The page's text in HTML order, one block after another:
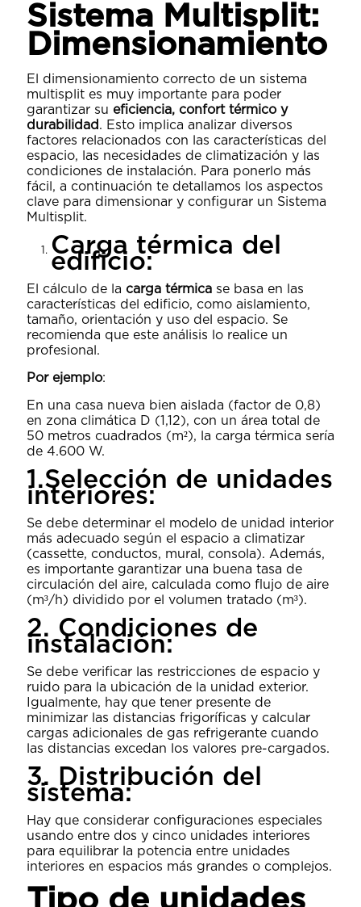
Sistema Multisplit:
Dimensionamiento
El dimensionamiento correcto de un sistema
multisplit es muy importante para poder
garantizar su eficiencia, confort térmico y
durabilidad . Esto implica analizar diversos
factores relacionados con las características del
espacio, las necesidades de climatización y las
condiciones de instalación. Para ponerlo más
fácil, a continuación te detallamos los aspectos
clave para dimensionar y configurar un Sistema
Multisplit.
Carga térmica del
edificio:
El cálculo de la carga térmica se basa en las
características del edificio, como aislamiento,
tamaño, orientación y uso del espacio. Se
recomienda que este análisis lo realice un
profesional.
Por ejemplo:
En una casa nueva bien aislada (factor de 0,8)
en zona climática D (1,12), con un área total de
50 metros cuadrados (m²), la carga térmica sería
de 4.600 W.
1.Selección de unidades
interiores:
Se debe determinar el modelo de unidad interior
más adecuado según el espacio a climatizar
(cassette, conductos, mural, consola). Además,
es importante garantizar una buena tasa de
circulación del aire, calculada como flujo de aire
(m³/h) dividido por el volumen tratado (m³).
2. Condiciones de
instalación:
Se debe verificar las restricciones de espacio y
ruido para la ubicación de la unidad exterior.
Igualmente, hay que tener presente de
minimizar las distancias frigoríficas y calcular
cargas adicionales de gas refrigerante cuando
las distancias excedan los valores pre-cargados.
3. Distribución del
sistema:
Hay que considerar configuraciones especiales
usando entre dos y cinco unidades interiores
para equilibrar la potencia entre unidades
interiores en espacios más grandes o complejos.
Tipo de unidades